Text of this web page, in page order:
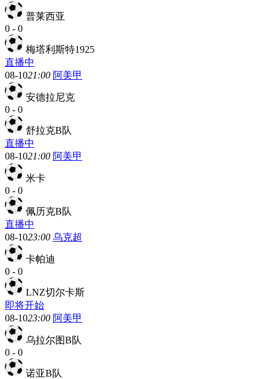
普莱西亚
0 - 0
梅塔利斯特1925
直播中
08-1021:00 阿美甲
安德拉尼克
0 - 0
舒拉克B队
直播中
08-1021:00 阿美甲
米卡
0 - 0
佩历克B队
直播中
08-1023:00 乌克超
卡帕迪
0 - 0
LNZ切尔卡斯
即将开始
08-1023:00 阿美甲
乌拉尔图B队
0 - 0
诺亚B队